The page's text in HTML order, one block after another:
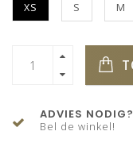
XS S M
ADVIES NODIG?
Bel de winkel!